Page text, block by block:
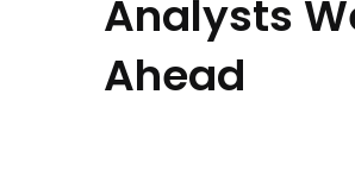
Analysts
Ahead